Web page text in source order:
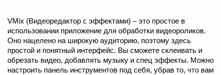
VMix (Видеоредактор с эффектами) – это простое в
использовании приложение для обработки видеороликов.
Оно нацелено на широкую аудиторию, поэтому здесь
простой и понятный интерфейс. Вы сможете склеивать и
обрезать видео, добавлять музыку и спец эффекты. Можно
настроить панель инструментов под себя, убрав то, что вам